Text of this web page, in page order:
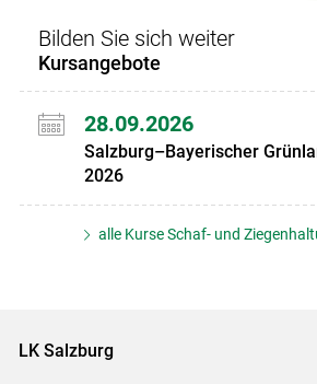
Bilden Sie sich weiter
Kursangebote
28.09.2026
Salzburg–Bayerischer
2026
alle Kurse Schaf- und
LK Salzburg